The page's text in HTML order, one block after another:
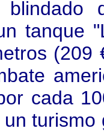
blindado
tanque
cada